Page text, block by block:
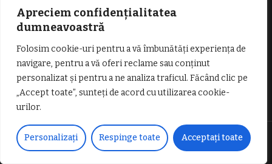
Apreciem confidențialitatea
dumneavoastră
Folosim cookie-uri pentru a vă îmbunătăți experiența de
navigare, pentru a vă oferi reclame sau conținut
personalizat și pentru a ne analiza traficul. Făcând clic pe
„Accept toate”, sunteți de acord cu utilizarea cookie-
urilor.
Personalizați Respinge toate Acceptați toate
TERMENI SI CONDITII DE UTILIZARE
INFORMATII DESPRE COOKIES
DESPRE NOI
PUBLICITATE
© Copyright Vocea Vâlcii | Toate drepturile rezervate | Site creat cu
dragoste de1SEO.ro